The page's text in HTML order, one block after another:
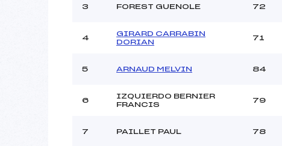
Pénalité appliquée :
Catégorie :
3 FOREST GUENOLE 72
4
GIRARD CARRABIN
DORIAN
71
5 ARNAUD MELVIN 84
6
IZQUIERDO BERNIER
FRANCIS
79
7 PAILLET PAUL 78